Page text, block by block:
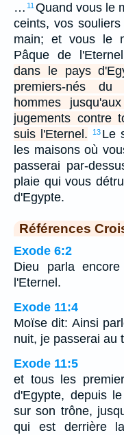
… 11 Quand vous le
ceints, vos
main; et vous le
Pâque de
dans le pays
premiers-nés
hommes
jugements contre
suis l'Eternel.
13 Le
les maisons où
passerai par-
plaie qui vous
d'Egypte.
Références
Exode 6:2
Dieu parla
l'Eternel.
Exode 11:4
Moïse dit: Ainsi
nuit, je passerai au
Exode 11:5
et tous les
d'Egypte, depuis
sur son trône,
qui est derrière